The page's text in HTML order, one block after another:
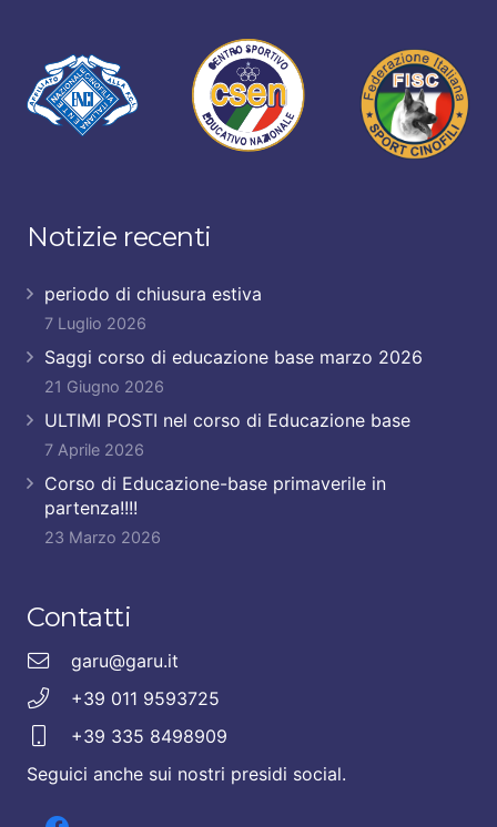
Notizie recenti
periodo di chiusura estiva
7 Luglio 2026
Saggi corso di educazione base marzo 2026
21 Giugno 2026
ULTIMI POSTI nel corso di Educazione base
7 Aprile 2026
Corso di Educazione-base primaverile in
partenza!!!!
23 Marzo 2026
Contatti
garu@garu.it
+39 011 9593725
+39 335 8498909
Seguici anche sui nostri presidi social.